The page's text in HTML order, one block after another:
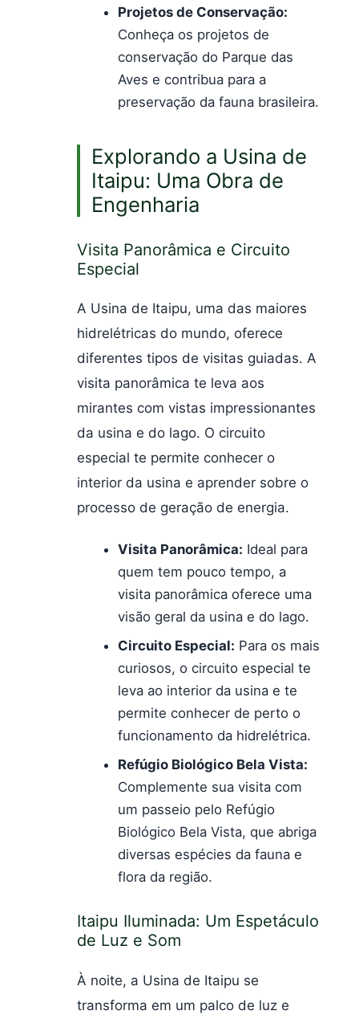
Projetos de Conservação:
Conheça os projetos de
conservação do Parque das
Aves e contribua para a
preservação da fauna brasileira.
Explorando a Usina de
Itaipu: Uma Obra de
Engenharia
Visita Panorâmica e Circuito
Especial
A Usina de Itaipu, uma das maiores
hidrelétricas do mundo, oferece
diferentes tipos de visitas guiadas. A
visita panorâmica te leva aos
mirantes com vistas impressionantes
da usina e do lago. O circuito
especial te permite conhecer o
interior da usina e aprender sobre o
processo de geração de energia.
Visita Panorâmica: Ideal para
quem tem pouco tempo, a
visita panorâmica oferece uma
visão geral da usina e do lago.
Circuito Especial: Para os mais
curiosos, o circuito especial te
leva ao interior da usina e te
permite conhecer de perto o
funcionamento da hidrelétrica.
Refúgio Biológico Bela Vista:
Complemente sua visita com
um passeio pelo Refúgio
Biológico Bela Vista, que abriga
diversas espécies da fauna e
flora da região.
Itaipu Iluminada: Um Espetáculo
de Luz e Som
À noite, a Usina de Itaipu se
transforma em um palco de luz e